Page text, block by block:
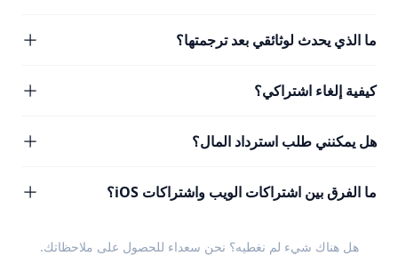
ما الذي يحدث لوثائقي بعد ترجمتها؟
كيفية إلغاء اشتراكي؟
هل يمكنني طلب استرداد المال؟
ما الفرق بين اشتراكات الويب واشتراكات iOS؟
هل هناك شيء لم نغطيه؟ نحن سعداء للحصول على ملاحظاتك.